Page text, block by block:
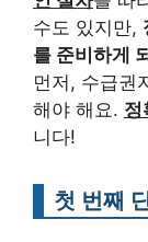
수도 있지만,
를 준비하게
먼저, 수급권
해야 해요. 정
니다!
첫 번째